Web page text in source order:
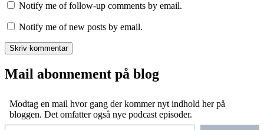
Notify me of follow-up comments by email.
Notify me of new posts by email.
Mail abonnement på blog
Modtag en mail hvor gang der kommer nyt indhold her på
bloggen. Det omfatter også nye podcast episoder.
Type your email…